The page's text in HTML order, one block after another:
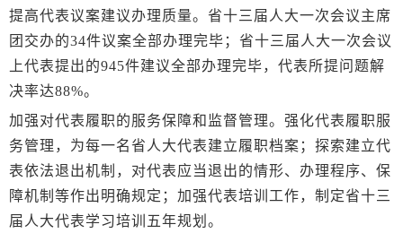
提高代表议案建议办理质量。省十三届人大一次会议主席
团交办的34件议案全部办理完毕；省十三届人大一次会议
上代表提出的945件建议全部办理完毕，代表所提问题解
决率达88%。
加强对代表履职的服务保障和监督管理。强化代表履职服
务管理，为每一名省人大代表建立履职档案；探索建立代
表依法退出机制，对代表应当退出的情形、办理程序、保
障机制等作出明确规定；加强代表培训工作，制定省十三
届人大代表学习培训五年规划。